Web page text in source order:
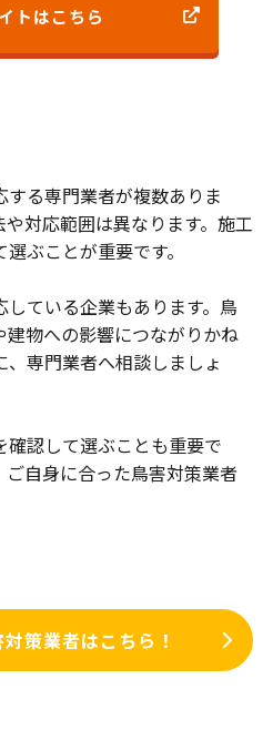
トはこちら
る専門業者が複数ありま
対応範囲は異なります。施工
ぶことが重要です。
ている企業もあります。鳥
物への影響につながりかね
専門業者へ相談しましょ
認して選ぶことも重要で
自身に合った鳥害対策業者
策業者はこちら！